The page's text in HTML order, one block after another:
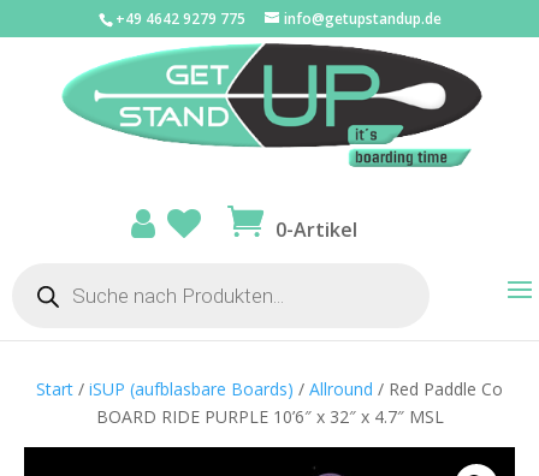
+49 4642 9279 775 info@getupstandup.de
0-Artikel
search
Start / iSUP (aufblasbare Boards) / Allround / Red Paddle Co
BOARD RIDE PURPLE 10’6″ x 32″ x 4.7″ MSL